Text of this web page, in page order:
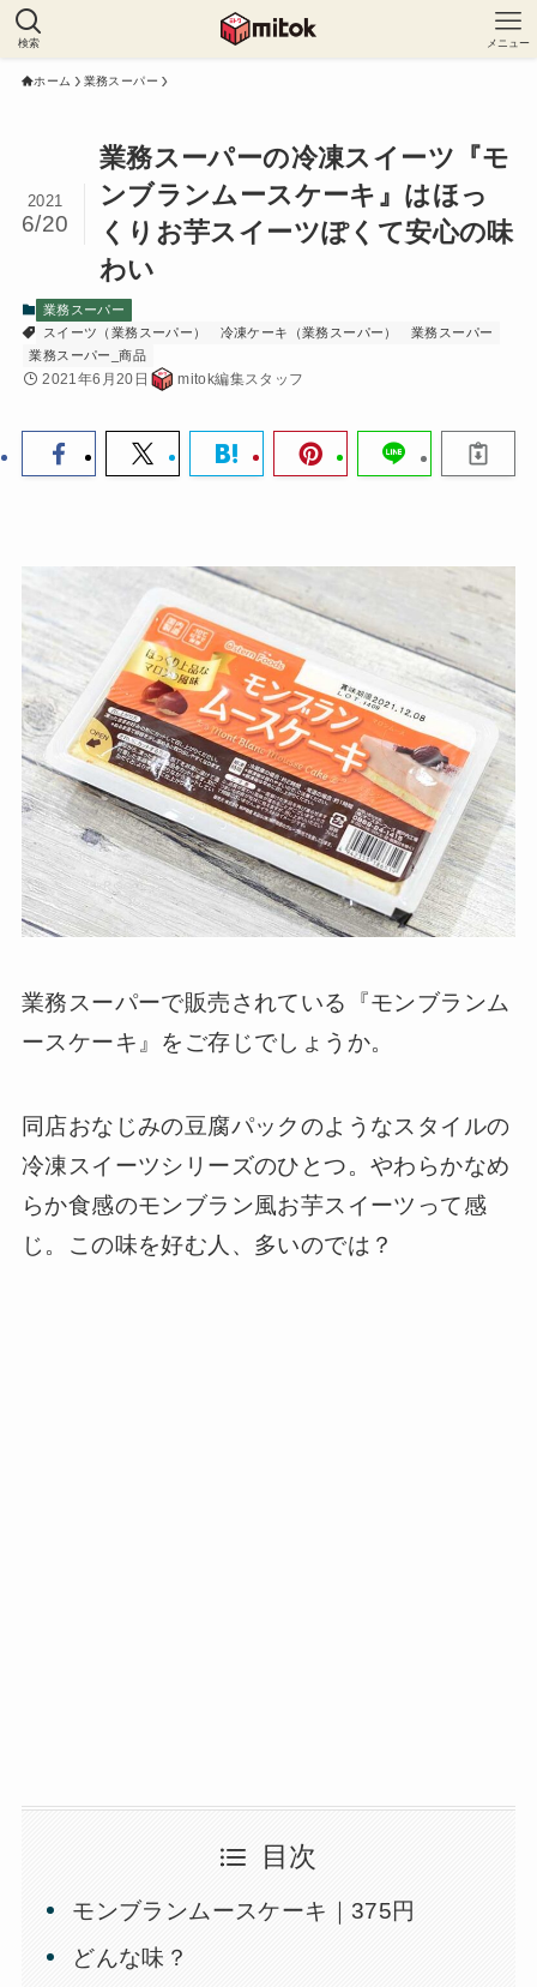
検索 メニュー
ホーム 業務スーパー
業務スーパーの冷凍スイーツ『モ
ンブランムースケーキ』はほっ
くりお芋スイーツぽくて安心の味
わい
2021
6/20
業務スーパー
スイーツ（業務スーパー）
冷凍ケーキ（業務スーパー）
業務スーパー
業務スーパー_商品
2021年6月20日 mitok編集スタッフ
業務スーパーで販売されている『モンブランム
ースケーキ』をご存じでしょうか。
同店おなじみの豆腐パックのようなスタイルの
冷凍スイーツシリーズのひとつ。やわらかなめ
らか食感のモンブラン風お芋スイーツって感
じ。この味を好む人、多いのでは？
目次
モンブランムースケーキ｜375円
どんな味？